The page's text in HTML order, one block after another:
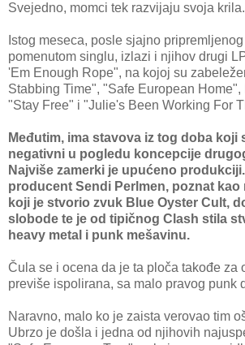
Svejedno, momci tek razvijaju svoja krila.
Istog meseca, posle sjajno
pomenutom singlu, izlazi i njihov drugi
'Em Enough Rope", na kojoj su
Stabbing Time", "Safe European
"Stay Free" i "Julie's Been Working For
Međutim, ima stavova iz tog doba koji
negativni u pogledu koncepcije
Najviše zamerki je upućeno
producent Sendi Perlmen, poznat
koji je stvorio zvuk Blue Oyster Cult,
slobode te je od tipičnog Clash stila
heavy metal i punk mešavinu.
Čula se i ocena da je ta ploča takođe za
previše ispolirana, sa malo pravog punk
Naravno, malo ko je zaista verovao tim
Ubrzo je došla i jedna od njihovih